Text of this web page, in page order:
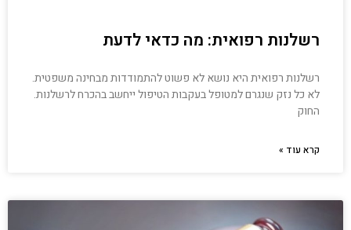
רשלנות רפואית: מה כדאי לדעת
רשלנות רפואית היא נושא לא פשוט להתמודדות מבחינה משפטית.
לא כל נזק שנגרם למטופל בעקבות הטיפול ייחשב בהכרח לרשלנות.
החוק
קרא עוד »